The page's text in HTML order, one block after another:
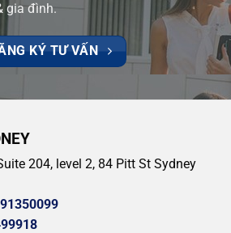
gia đình.
KÝ TƯ VẤN
204, level 2, 84 Pitt St Sydney